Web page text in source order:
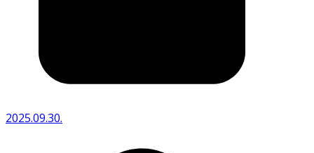
2025.09.30.